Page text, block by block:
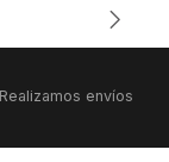
envíos